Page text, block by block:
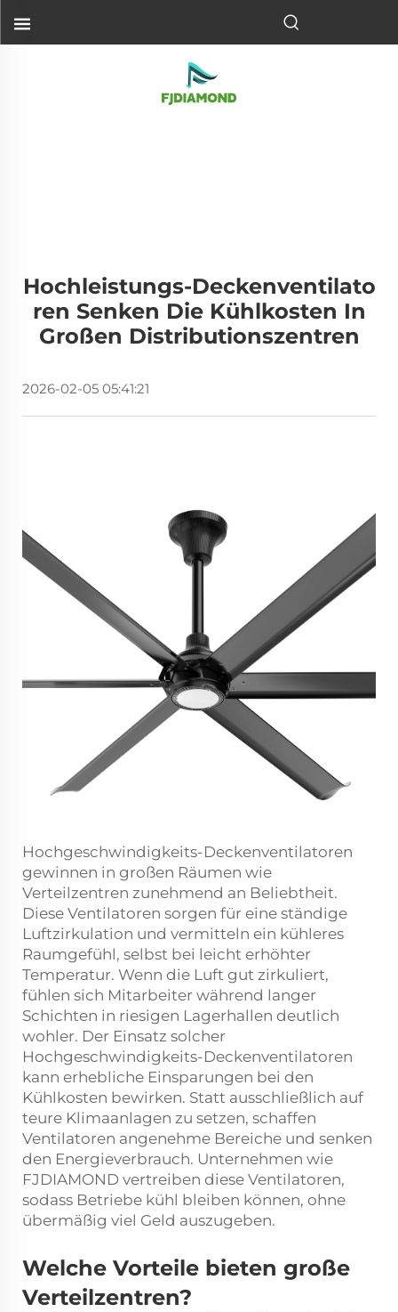
Hochleistungs-Deckenventilato
Ren Senken Die Kühlkosten In
Großen Distributionszentren
2026-02-05 05:41:21
Hochgeschwindigkeits-Deckenventilatoren
gewinnen in großen Räumen wie
Verteilzentren zunehmend an Beliebtheit.
Diese Ventilatoren sorgen für eine ständige
Luftzirkulation und vermitteln ein kühleres
Raumgefühl, selbst bei leicht erhöhter
Temperatur. Wenn die Luft gut zirkuliert,
fühlen sich Mitarbeiter während langer
Schichten in riesigen Lagerhallen deutlich
wohler. Der Einsatz solcher
Hochgeschwindigkeits-Deckenventilatoren
kann erhebliche Einsparungen bei den
Kühlkosten bewirken. Statt ausschließlich auf
teure Klimaanlagen zu setzen, schaffen
Ventilatoren angenehme Bereiche und senken
den Energieverbrauch. Unternehmen wie
FJDIAMOND vertreiben diese Ventilatoren,
sodass Betriebe kühl bleiben können, ohne
übermäßig viel Geld auszugeben.
Welche Vorteile bieten große
Verteilzentren?